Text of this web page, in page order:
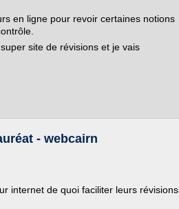
en ligne pour revoir certaines notions
site de révisions et je vais
- webcairn
internet de quoi faciliter leurs révisions